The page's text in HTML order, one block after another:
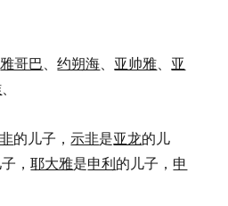
雅哥巴、约朔海、 亚帅雅、 亚
、
的儿子，示非是亚龙的儿
，耶大雅是申利的儿子， 申